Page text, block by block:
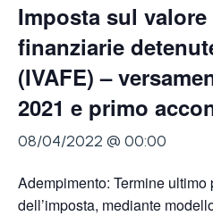
Imposta sul
finanziarie
(IVAFE) –
2021 e primo
08/04/2022 @ 00:00
Adempimento: Termine ultimo
dell’imposta, mediante